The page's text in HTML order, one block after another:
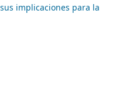
implicaciones para la